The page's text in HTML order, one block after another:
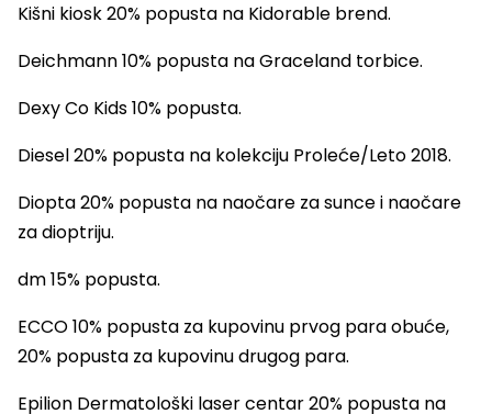
Kišni kiosk 20% popusta na Kidorable brend.
Deichmann 10% popusta na Graceland torbice.
Dexy Co Kids 10% popusta.
Diesel 20% popusta na kolekciju Proleće/Leto 2018.
Diopta 20% popusta na naočare za sunce i naočare
za dioptriju.
dm 15% popusta.
ECCO 10% popusta za kupovinu prvog para obuće,
20% popusta za kupovinu drugog para.
Epilion Dermatološki laser centar 20% popusta na